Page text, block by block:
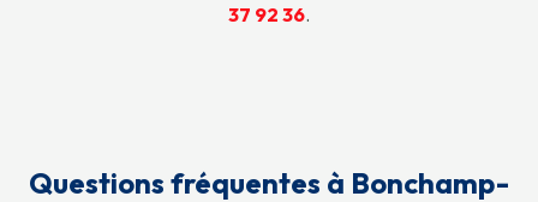
37 92 36.
Questions fréquentes à Bonchamp-